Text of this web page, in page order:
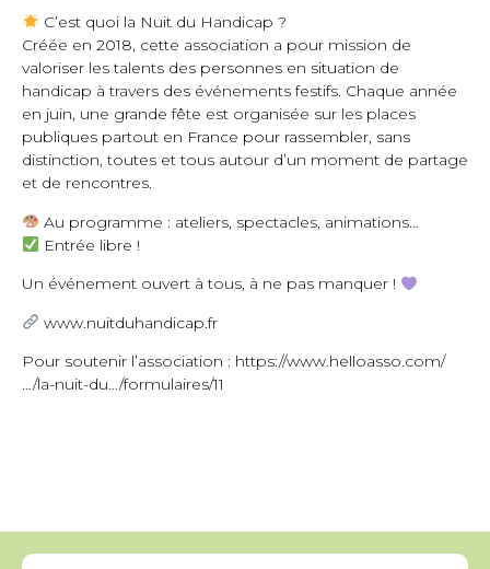
C’est quoi la Nuit du Handicap ?
Créée en 2018, cette association a pour mission de
valoriser les talents des personnes en situation de
handicap à travers des événements festifs. Chaque année
en juin, une grande fête est organisée sur les places
publiques partout en France pour rassembler, sans
distinction, toutes et tous autour d’un moment de partage
et de rencontres.
Au programme : ateliers, spectacles, animations…
Entrée libre !
Un événement ouvert à tous, à ne pas manquer !
www.nuitduhandicap.fr
Pour soutenir l’association : https://www.helloasso.com/
…/la-nuit-du…/formulaires/11